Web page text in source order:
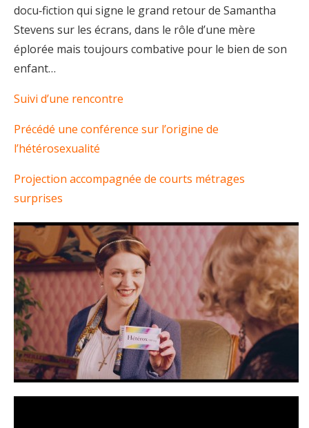
docu‑fiction qui signe le grand retour de Samantha
Stevens sur les écrans, dans le rôle d’une mère
éplorée mais toujours combative pour le bien de son
enfant…
Suivi d’une rencontre
Précédé une conférence sur l’origine de
l’hétérosexualité
Projection accompagnée de courts métrages
surprises